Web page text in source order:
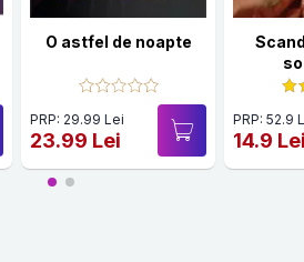
O astfel de noapte
PRP: 29.99 Lei
23.99 Lei
PRP: 52.9
14.9